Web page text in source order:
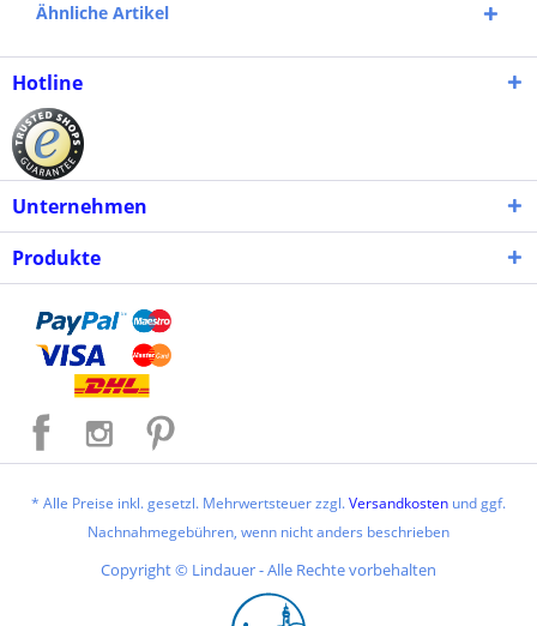
Ähnliche Artikel
Hotline
Unternehmen
Produkte
* Alle Preise inkl. gesetzl. Mehrwertsteuer zzgl.Versandkosten und ggf.
Nachnahmegebühren, wenn nicht anders beschrieben
Copyright © Lindauer - Alle Rechte vorbehalten